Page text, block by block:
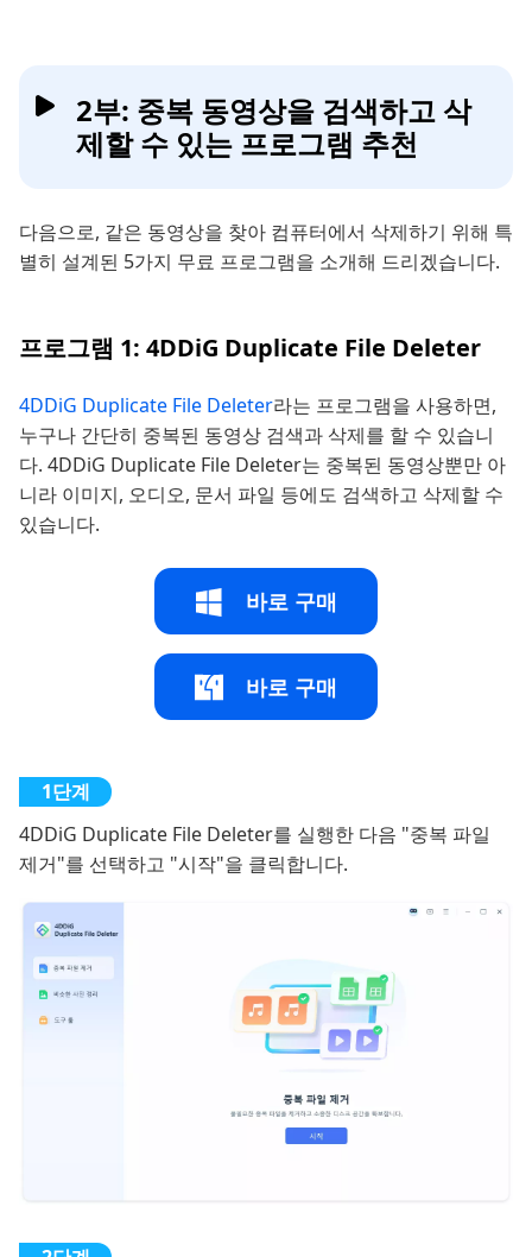
2부: 중복 동영상을 검색하고 삭
제할 수 있는 프로그램 추천
다음으로, 같은 동영상을 찾아 컴퓨터에서 삭제하기 위해 특
별히 설계된 5가지 무료 프로그램을 소개해 드리겠습니다.
프로그램 1: 4DDiG Duplicate File Deleter
4DDiG Duplicate File Deleter라는 프로그램을 사용하면,
누구나 간단히 중복된 동영상 검색과 삭제를 할 수 있습니
다. 4DDiG Duplicate File Deleter는 중복된 동영상뿐만 아
니라 이미지, 오디오, 문서 파일 등에도 검색하고 삭제할 수
있습니다.
바로 구매
바로 구매
4DDiG Duplicate File Deleter를 실행한 다음 "중복 파일
제거"를 선택하고 "시작"을 클릭합니다.